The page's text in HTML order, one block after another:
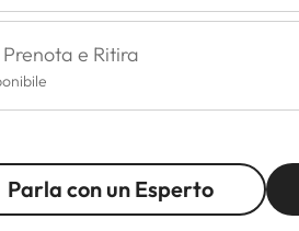
Prenota e Ritira
Parla con un Esperto